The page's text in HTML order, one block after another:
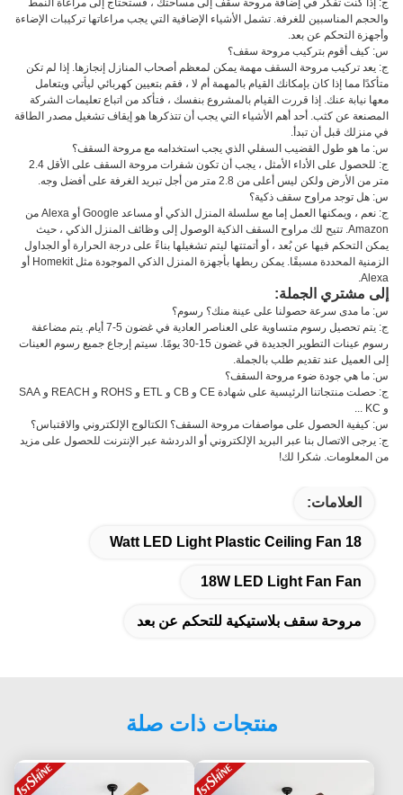
ج: إذا كنت تفكر في إضافة مروحة سقف إلى مساحتك ، فستحتاج إلى مراعاة النمط
والحجم المناسبين للغرفة. تشمل الأشياء الإضافية التي يجب مراعاتها تركيبات الإضاءة
وأجهزة التحكم عن بعد.
س: كيف أقوم بتركيب مروحة سقف؟
ج: يعد تركيب مروحة السقف مهمة يمكن لمعظم أصحاب المنازل إنجازها. إذا لم تكن
متأكدًا مما إذا كان بإمكانك القيام بالمهمة أم لا ، فقم بتعيين كهربائي ليأتي ويتعامل
معها نيابة عنك. إذا قررت القيام بالمشروع بنفسك ، فتأكد من اتباع تعليمات الشركة
المصنعة عن كثب. أحد أهم الأشياء التي يجب أن تتذكرها هو إيقاف تشغيل مصدر الطاقة
في منزلك قبل أن تبدأ.
س: ما هو طول القضيب السفلي الذي يجب استخدامه مع مروحة السقف؟
ج: للحصول على الأداء الأمثل ، يجب أن تكون شفرات مروحة السقف على الأقل 2.4
متر من الأرض ولكن ليس أعلى من 2.8 متر من أجل تبريد الغرفة على أفضل وجه.
س: هل توجد مراوح سقف ذكية؟
ج: نعم ، ويمكنها العمل إما مع سلسلة المنزل الذكي أو مساعد Google أو Alexa من
Amazon. تتيح لك مراوح السقف الذكية الوصول إلى وظائف المنزل الذكي ، حيث
يمكن التحكم فيها عن بُعد ، أو أتمتتها ليتم تشغيلها بناءً على درجة الحرارة أو الجداول
الزمنية المحددة مسبقًا. يمكن ربطها بأجهزة المنزل الذكي الموجودة مثل Homekit أو
Alexa.
إلى مشتري الجملة:
س: ما مدى سرعة حصولنا على عينة منك؟ رسوم؟
ج: يتم تحصيل رسوم متساوية على العناصر العادية في غضون 5-7 أيام. يتم مضاعفة
رسوم عينات التطوير الجديدة في غضون 15-30 يومًا. سيتم إرجاع جميع رسوم العينات
إلى العميل عند تقديم طلب بالجملة.
س: ما هي جودة ضوء مروحة السقف؟
ج: حصلت منتجاتنا الرئيسية على شهادة CE و CB و ETL و ROHS و REACH و SAA
و KC ...
س: كيفية الحصول على مواصفات مروحة السقف؟ الكتالوج الإلكتروني والاقتباس؟
ج: يرجى الاتصال بنا عبر البريد الإلكتروني أو الدردشة عبر الإنترنت للحصول على مزيد
من المعلومات. شكرا لك!
العلامات:
18 Watt LED Light Plastic Ceiling Fan
18W LED Light Fan Fan
مروحة سقف بلاستيكية للتحكم عن بعد
منتجات ذات صلة